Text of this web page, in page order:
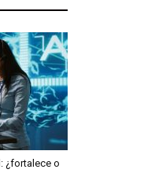
¿fortalece o